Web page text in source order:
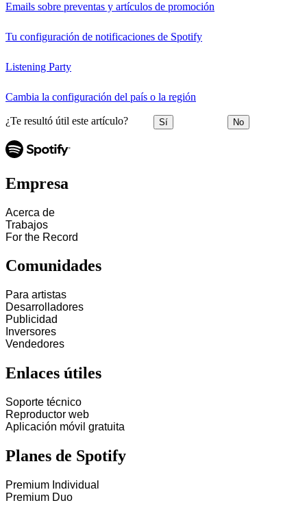
Emails sobre preventas y artículos de promoción
Tu configuración de notificaciones de Spotify
Listening Party
Cambia la configuración del país o la región
¿Te resultó útil este artículo? Sí No
Empresa
Acerca de
Trabajos
For the Record
Comunidades
Para artistas
Desarrolladores
Publicidad
Inversores
Vendedores
Enlaces útiles
Soporte técnico
Reproductor web
Aplicación móvil gratuita
Planes de Spotify
Premium Individual
Premium Duo